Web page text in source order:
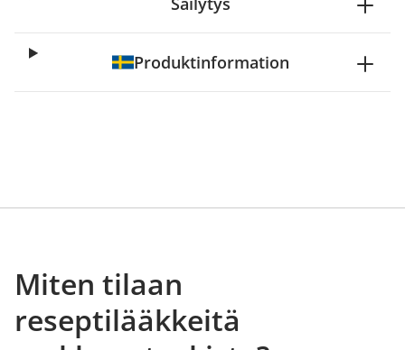
Produktinformation
Miten tilaan
reseptilääkkeitä